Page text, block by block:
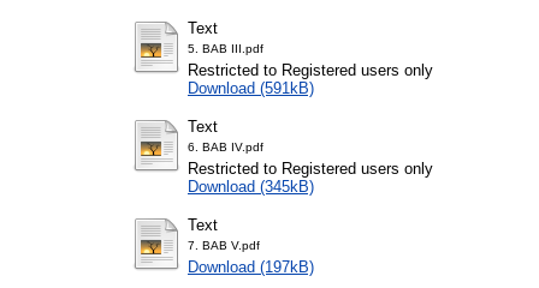
Text
5. BAB III.pdf
Restricted to Registered users only
Download (591kB)
Text
6. BAB IV.pdf
Restricted to Registered users only
Download (345kB)
Text
7. BAB V.pdf
Download (197kB)